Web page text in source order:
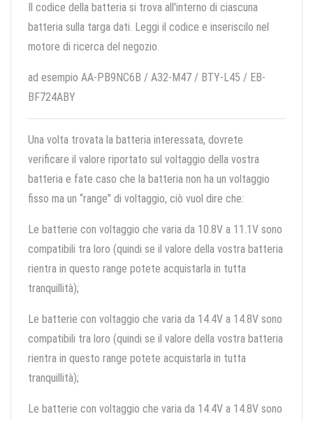
Il codice della batteria si trova all'interno di ciascuna
batteria sulla targa dati. Leggi il codice e inseriscilo nel
motore di ricerca del negozio.
ad esempio AA-PB9NC6B / A32-M47 / BTY-L45 / EB-
BF724ABY
Una volta trovata la batteria interessata, dovrete
verificare il valore riportato sul voltaggio della vostra
batteria e fate caso che la batteria non ha un voltaggio
fisso ma un “range” di voltaggio, ciò vuol dire che:
Le batterie con voltaggio che varia da 10.8V a 11.1V sono
compatibili tra loro (quindi se il valore della vostra batteria
rientra in questo range potete acquistarla in tutta
tranquillità);
Le batterie con voltaggio che varia da 14.4V a 14.8V sono
compatibili tra loro (quindi se il valore della vostra batteria
rientra in questo range potete acquistarla in tutta
tranquillità);
Le batterie con voltaggio che varia da 14.4V a 14.8V sono